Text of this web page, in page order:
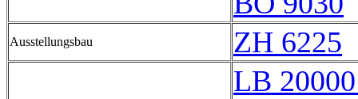
Ausstellungsbau ZH 6225
LB